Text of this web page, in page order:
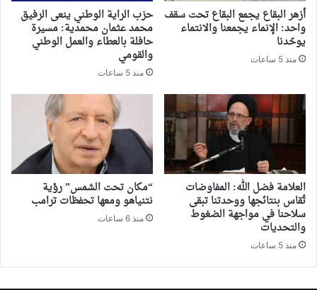
أزهر البقاع يجمع البقاع تحت سقف
واحد: الإنماء يجمعنا والانتماء
يوحّدنا
منذ 5 ساعات
حزب الراية الوطني ينعى الرفيق
محمد عثمان محمدية: مسيرة
حافلة بالعطاء والعمل الوطني
والقومي
منذ 5 ساعات
العلامة فضل الله: المفاوضات
تُقاس بنتائجها ووحدتنا تبقى
سلاحنا في مواجهة الضغوط
والتحديات
منذ 5 ساعات
“مكان تحت الشمس” رؤية
نتنياهو ومعها تحفظات ترامب
منذ 6 ساعات